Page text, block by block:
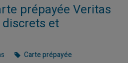
prépayée Veritas
et
Carte prépayée